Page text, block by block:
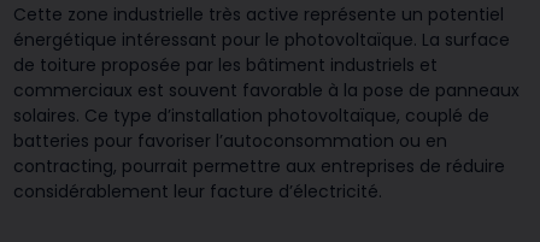
Cette zone industrielle très active représente un potentiel
énergétique intéressant pour le photovoltaïque. La surface
de toiture proposée par les bâtiment industriels et
commerciaux est souvent favorable à la pose de panneaux
solaires. Ce type d’installation photovoltaïque, couplé de
batteries pour favoriser l’autoconsommation ou en
contracting, pourrait permettre aux entreprises de réduire
considérablement leur facture d’électricité.